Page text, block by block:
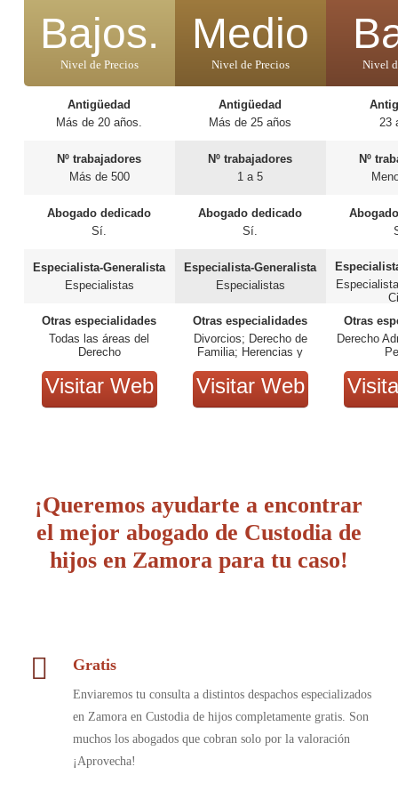
Bajos.
Nivel de Precios
Antigüedad
Más de 20 años.
Nº trabajadores
Más de 500
Abogado dedicado
Sí.
Especialista-Generalista
Especialistas
Otras especialidades
Todas las áreas del
Derecho
Visitar Web
Medio
Nivel de Precios
Antigüedad
Más de 25 años
Nº trabajadores
1 a 5
Abogado dedicado
Sí.
Especialista-Generalista
Especialistas
Otras especialidades
Divorcios; Derecho de
Familia; Herencias y
Visitar Web
Nivel
23
Nº
Otras
Derecho
¡Queremos ayudarte a encontrar
el mejor abogado de Custodia de
hijos en Zamora para tu caso!
Gratis
Enviaremos tu consulta a distintos despachos especializados
en Zamora en Custodia de hijos completamente gratis. Son
muchos los abogados que cobran solo por la valoración
¡Aprovecha!